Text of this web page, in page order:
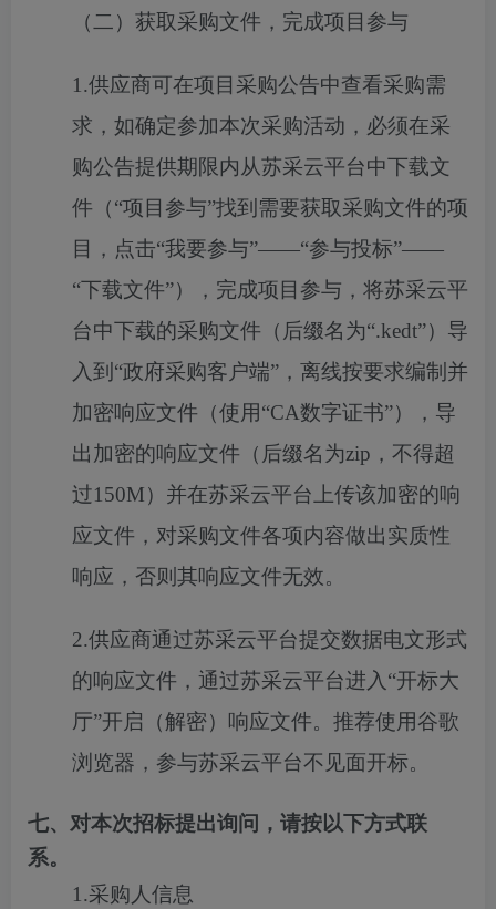
（二）获取采购文件，完成项目参与
1.供应商可在项目采购公告中查看采购需
求，如确定参加本次采购活动，必须在采
购公告提供期限内从苏采云平台中下载文
件（“项目参与”找到需要获取采购文件的项
目，点击“我要参与”——“参与投标”——
“下载文件”），完成项目参与，将苏采云平
台中下载的采购文件（后缀名为“.kedt”）导
入到“政府采购客户端”，离线按要求编制并
加密响应文件（使用“CA数字证书”），导
出加密的响应文件（后缀名为zip，不得超
过150M）并在苏采云平台上传该加密的响
应文件，对采购文件各项内容做出实质性
响应，否则其响应文件无效。
2.供应商通过苏采云平台提交数据电文形式
的响应文件，通过苏采云平台进入“开标大
厅”开启（解密）响应文件。推荐使用谷歌
浏览器，参与苏采云平台不见面开标。
七、对本次招标提出询问，请按以下方式联
系。
1.采购人信息